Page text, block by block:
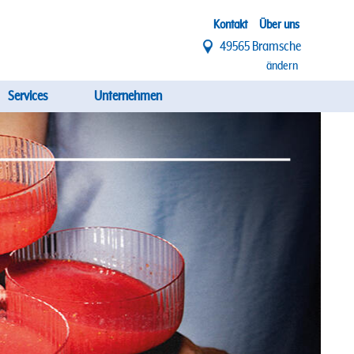
Top
Menü
Kontakt Über uns
49565 Bramsche
ändern
Services Unternehmen